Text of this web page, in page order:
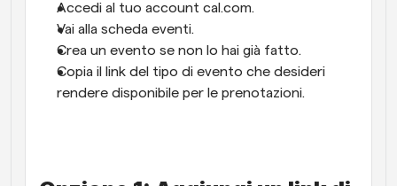
Accedi al tuo account cal.com.
Vai alla scheda eventi.
Crea un evento se non lo hai già fatto.
Copia il link del tipo di evento che desideri
rendere disponibile per le prenotazioni.